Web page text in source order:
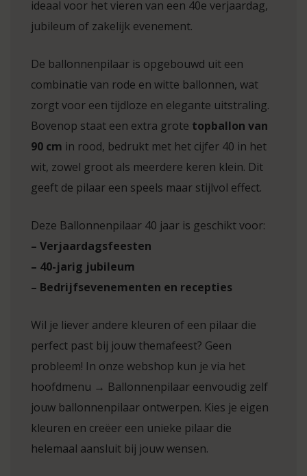
ideaal voor het vieren van een 40e verjaardag,
jubileum of zakelijk evenement.
De ballonnenpilaar is opgebouwd uit een
combinatie van rode en witte ballonnen, wat
zorgt voor een tijdloze en elegante uitstraling.
Bovenop staat een extra grote topballon van
90 cm in rood, bedrukt met het cijfer 40 in het
wit, zowel groot als meerdere keren klein. Dit
geeft de pilaar een speels maar stijlvol effect.
Deze Ballonnenpilaar 40 jaar is geschikt voor:
– Verjaardagsfeesten
– 40-jarig jubileum
– Bedrijfsevenementen en recepties
Wil je liever andere kleuren of een pilaar die
perfect past bij jouw themafeest? Geen
probleem! In onze webshop kun je via het
hoofdmenu → Ballonnenpilaar eenvoudig zelf
jouw ballonnenpilaar ontwerpen. Kies je eigen
kleuren en creëer een unieke pilaar die
helemaal aansluit bij jouw wensen.